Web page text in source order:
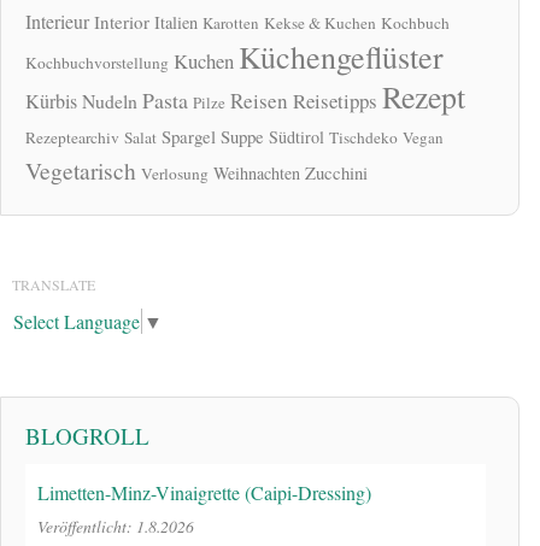
Interieur Interior Italien Karotten Kekse & Kuchen Kochbuch
Kochbuchvorstellung Kuchen Küchengeflüster
KürbisNudeln Pasta Pilze Reisen Reisetipps Rezept
Rezeptearchiv Salat Spargel Suppe Südtirol Tischdeko Vegan
Vegetarisch Verlosung Weihnachten Zucchini
TRANSLATE
Select Language ▼
BLOGROLL
Limetten-Minz-Vinaigrette (Caipi-Dressing)
Veröffentlicht: 1.8.2026